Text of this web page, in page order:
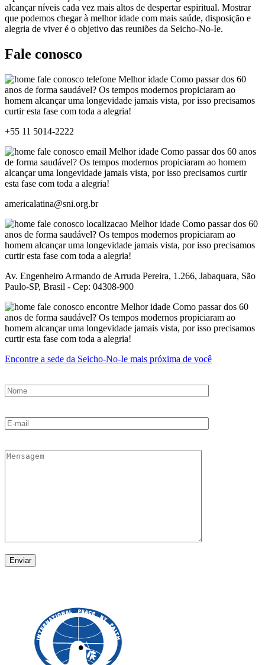
alcançar níveis cada vez mais altos de despertar espiritual. Mostrar
que podemos chegar à melhor idade com mais saúde, disposição e
alegria de viver é o objetivo das reuniões da Seicho-No-Ie.
Fale conosco
+55 11 5014-2222
americalatina@sni.org.br
Av. Engenheiro Armando de Arruda Pereira, 1.266, Jabaquara, São
Paulo-SP, Brasil - Cep: 04308-900
Encontre a sede da Seicho-No-Ie mais próxima de você